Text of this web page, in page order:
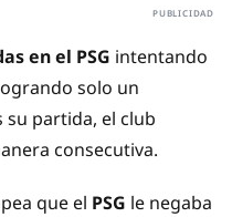
en el PSG intentando
solo un
su partida, el club
consecutiva.
que el PSG le negaba